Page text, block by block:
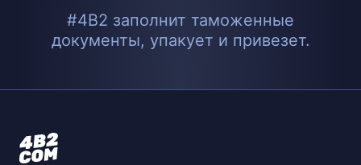
#4B2 заполнит таможенные
документы, упакует и привезет.